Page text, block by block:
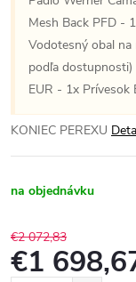
Mesh Back PFD -
Vodotesný obal
podľa
EUR - 1x Prívesok
KONIEC PEREXU
na objednávku
€2 072,83
€1